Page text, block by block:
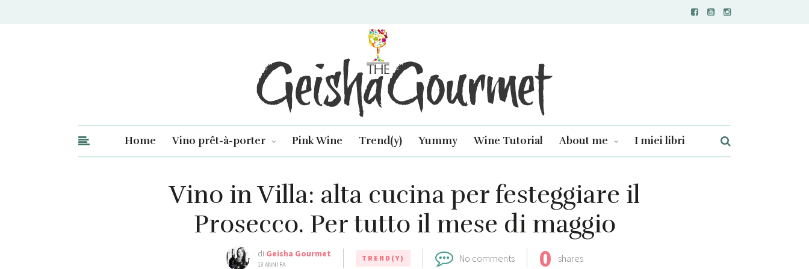
Home Vino prêt-à-porter Pink Wine Trend(y) Yummy Wine Tutorial About me I miei libri
Vino in Villa: alta cucina per festeggiare il
Prosecco. Per tutto il mese di maggio
di Geisha Gourmet
13 ANNI FA
TREND(Y) No comments 0 shares